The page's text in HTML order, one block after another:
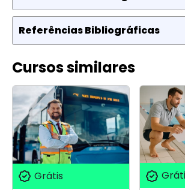
Referências Bibliográficas
Cursos similares
Grátis